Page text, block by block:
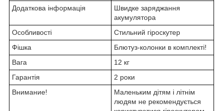
Додаткова інформація
Швидке заряджання
акумулятора
Особливості
Стильний гіроскутер
Фішка
Блютуз-колонки в комплекті!
Вага
12 кг
Гарантія
2 роки
Внимание!
Маленьким дітям і літнім
людям не рекомендується